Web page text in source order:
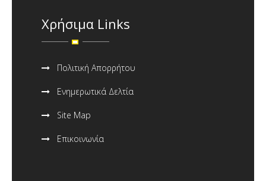
Χρήσιμα Links
Πολιτική Απορρήτου
Ενημερωτικά Δελτία
Site Map
Επικοινωνία